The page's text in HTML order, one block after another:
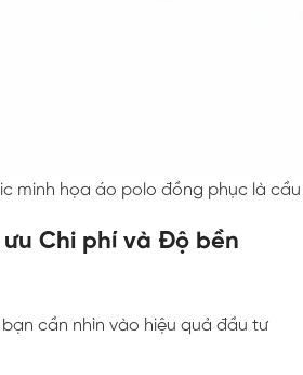
minh họa áo polo đồng phục là
ưu Chi phí và Độ bền
cần nhìn vào hiệu quả đầu tư